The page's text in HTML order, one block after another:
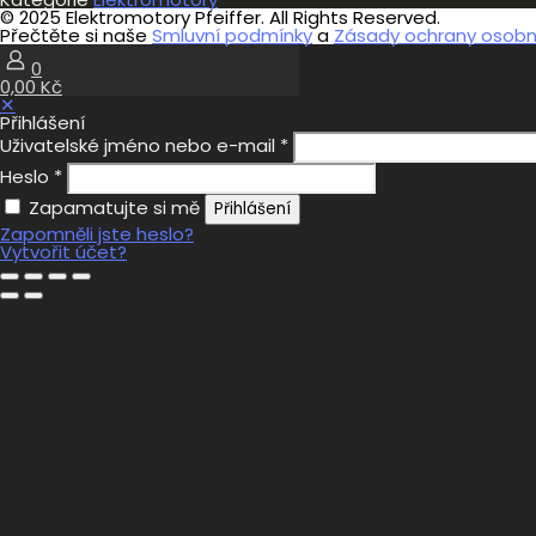
© 2025 Elektromotory Pfeiffer. All Rights Reserved.
Přečtěte si naše Smluvní podmínkya Zásady ochrany
0
0,00 Kč
✕
Přihlášení
Uživatelské jméno nebo e-mail *
Heslo *
Zapamatujte si mě
Přihlášení
Zapomněli jste heslo?
Vytvořit účet?